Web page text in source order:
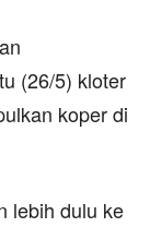
(26/5) kloter
koper di
lebih dulu ke